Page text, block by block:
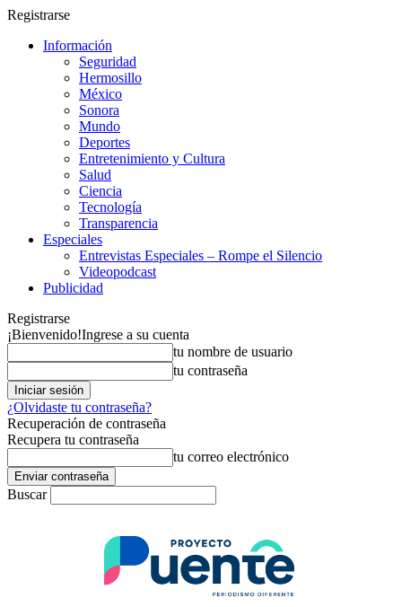
Registrarse
Información
Seguridad
Hermosillo
México
Sonora
Mundo
Deportes
Entretenimiento y Cultura
Salud
Ciencia
Tecnología
Transparencia
Especiales
Entrevistas Especiales – Rompe el Silencio
Videopodcast
Publicidad
Registrarse
¡Bienvenido!Ingrese a su cuenta
tu nombre de usuario
tu contraseña
¿Olvidaste tu contraseña?
Recuperación de contraseña
Recupera tu contraseña
tu correo electrónico
Buscar